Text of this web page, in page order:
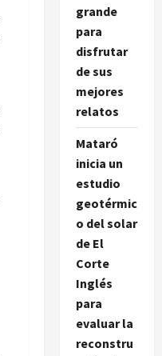
grande
para
disfrutar
de sus
mejores
relatos
Mataró
inicia un
estudio
geotérmic
o del solar
de El
Corte
Inglés
para
evaluar la
reconstru